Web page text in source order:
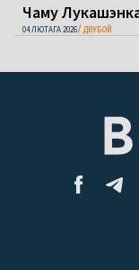
Чаму
04 ЛЮТАГА 2026 ДВУБОЙ